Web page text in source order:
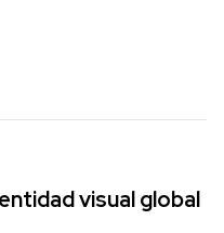
visual global